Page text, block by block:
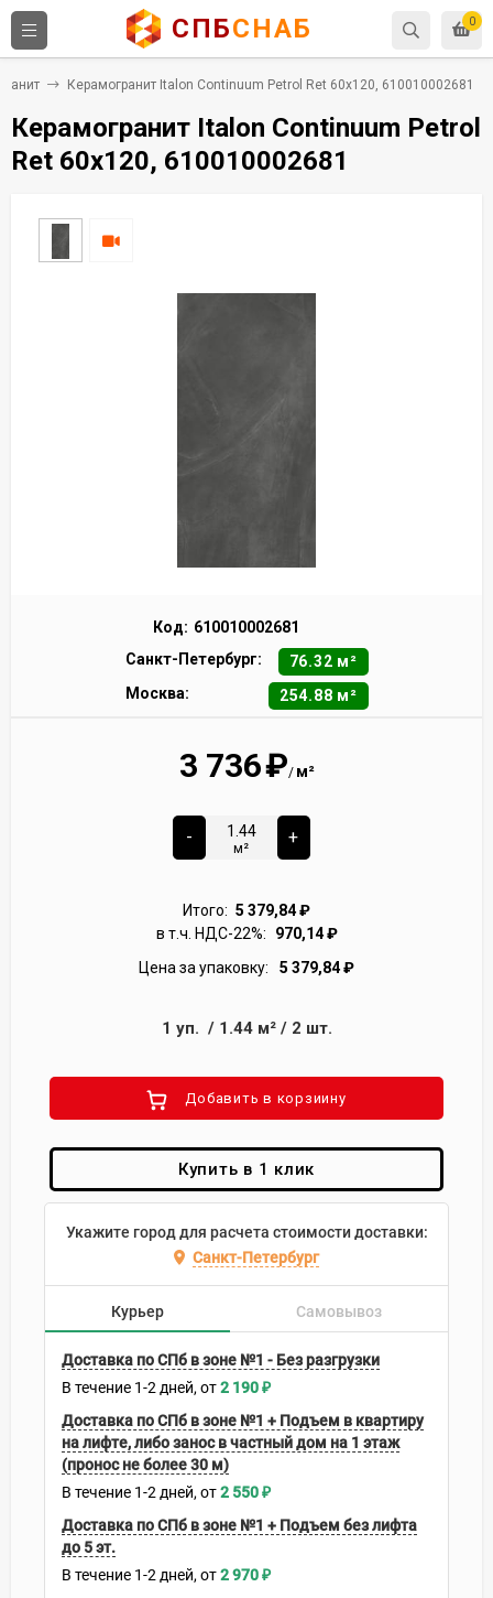
0
СПБСНАБ
Керамогранит Italon Continuum Petrol Ret 60x120, 610010002681
Керамогранит Italon Continuum Petrol
Ret 60x120, 610010002681
Код: 610010002681
Санкт-Петербург:
76.32 м²
Москва:
254.88 м²
3 736₽/ м²
-
м²
+
Итого: 5 379,84₽
в т.ч. НДС-22%:
970,14₽
Цена за упаковку:
5 379,84₽
1 уп. / 1.44м²/ 2 шт.
Добавить в корзиину
Купить в 1 клик
Укажите город для расчета стоимости доставки:
Санкт-Петербург
Курьер Самовывоз
Доставка по СПб в зоне №1 - Без разгрузки
В течение 1-2 дней 2 190₽
Доставка по СПб в зоне №1 + Подъем в квартиру
на лифте, либо занос в частный дом на 1 этаж
(пронос не более 30 м)
В течение 1-2 дней 2 550₽
Доставка по СПб в зоне №1 + Подъем без лифта
до 5 эт.
В течение 1-2 дней 2 970₽